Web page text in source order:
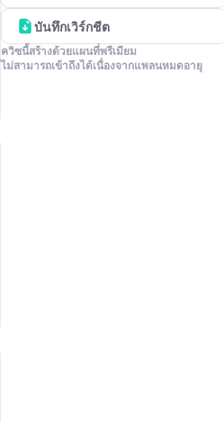
บันทึกเวิร์กชีต
ควิซนี้สร้างด้วยแผนที่พรีเมียม
ไม่สามารถเข้าถึงได้เนื่องจากแพลนหมดอายุ